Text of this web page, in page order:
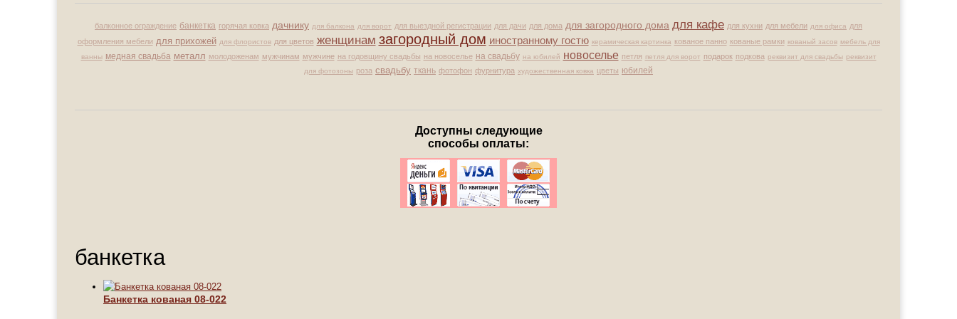
балконное ограждение банкетка горячая ковка дачнику для балкона для ворот для выездной регистрации для дачи для дома для загородного дома для кафе для кухни для мебели для офиса для
оформления мебели для прихожей для флористов для цветов женщинам загородный дом иностранному гостю керамическая картинка кованое панно кованые рамки кованый засов мебель для
ванны медная свадьба металл молодоженам мужчинам мужчине на годовщину свадьбы на новоселье на свадьбу на юбилей новоселье петля петля для ворот подарок подкова реквизит для свадьбы реквизит
для фотозоны роза свадьбу ткань фотофон фурнитура художественная ковка цветы юбилей
Доступны следующие
способы оплаты:
банкетка
Банкетка кованая 08-022